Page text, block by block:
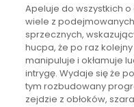
Apeluje do wszystkich
wiele z
sprzecznych,
hucpa, że po raz
manipuluje i okłamuje
intrygę. Wydaje się że
tym rozbudowany
zejdzie z obłoków,